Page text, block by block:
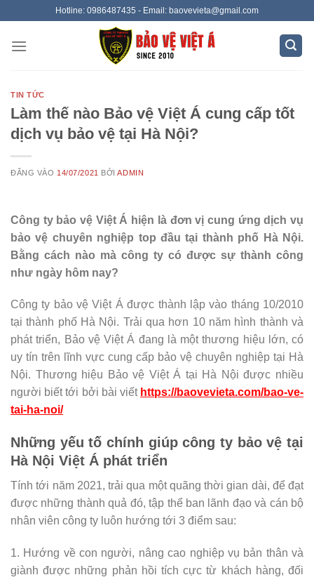
nội
Hotline: 0986487435 - Email: baovevieta@gmail.com
TIN TỨC
Làm thế nào Bảo vệ Việt Á cung cấp tốt
dịch vụ bảo vệ tại Hà Nội?
ĐĂNG VÀO 14/07/2021 BỞIADMIN
Công ty bảo vệ Việt Á hiện là đơn vị cung ứng dịch vụ
bảo vệ chuyên nghiệp top đầu tại thành phố Hà Nội.
Bằng cách nào mà công ty có được sự thành công
như ngày hôm nay?
Công ty bảo vệ Việt Á được thành lập vào tháng 10/2010
tại thành phố Hà Nội. Trải qua hơn 10 năm hình thành và
phát triển, Bảo vệ Việt Á đang là một thương hiệu lớn, có
uy tín trên lĩnh vực cung cấp bảo vệ chuyên nghiệp tại Hà
Nội. Thương hiệu Bảo vệ Việt Á tại Hà Nội được nhiều
người biết tới bởi bài viết https://baovevieta.com/bao-ve-
tai-ha-noi/
Những yếu tố chính giúp công ty bảo vệ tại
Hà Nội Việt Á phát triển
Tính tới năm 2021, trải qua một quãng thời gian dài, để đạt
được những thành quả đó, tập thể ban lãnh đạo và cán bộ
nhân viên công ty luôn hướng tới 3 điểm sau:
1. Hướng về con người, nâng cao nghiệp vụ bản thân và
giành được những phản hồi tích cực từ khách hàng, đối